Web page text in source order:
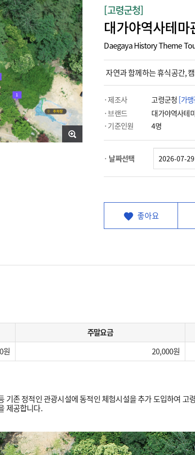
[고령군청]
대가야역사테
Daegaya History Theme
자연과 함께하는 휴식공간,
제조사 고령군청 [가
브랜드
대가야역사테
기준인원
4명
날짜선택
좋아요
주말요금
20,000
기존 정적인 관광시설에 동적인 체험시설을 추가 도입하여 고
제공합니다.